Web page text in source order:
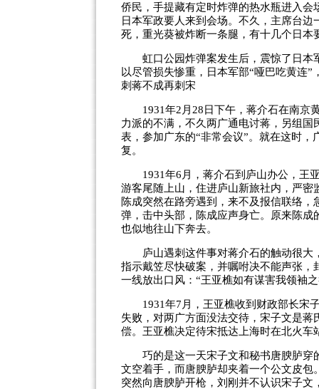
侨民，手提藏有定时炸弹的热水瓶进入
日本军政要人来到会场。不久，主席台
死，重光葵被炸断一条腿，有十几个日本
虹口公园炸弹案发生后，震惊了日本
以尽管损失惨重，日本军部“哑巴吃黄连
刺蒋不成再刺宋
1931年2月28日下午，蒋介石在南京
力派的不满，不久两广通电讨蒋，另组
表，参加广东的“非常会议”。就在这时
复。
1931年6月，蒋介石到庐山办公，王亚
游客尾随上山，住进庐山新旅社内，严
陈成突然在路旁遇到，来不及报信联络
弹，击中头部，陈成应声身亡。原来陈
也似地往山下奔去。
庐山遇刺这件事对蒋介石的触动很大
指示戴笠尽快破案，并嘱咐决不能声张
一线放出口风：“王亚樵如有谋害我领袖
1931年7月，王亚樵收到财政部长宋子
失败，对两广方面没法交待，宋子文是
偿。王亚樵决定待宋抵达上海时在北火车
巧的是这一天宋子文和秘书唐腴胪穿
文空着手，而唐腴胪却夹着一个公文皮
突然向唐腴胪开枪，刘刚并不认识宋子